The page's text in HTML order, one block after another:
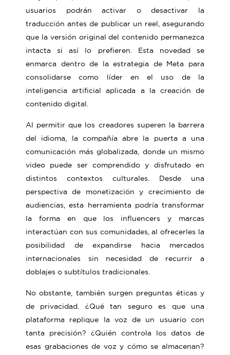
usuarios podrán activar o desactivar la
traducción antes de publicar un reel, asegurando
que la versión original del contenido permanezca
intacta si así lo prefieren. Esta novedad se
enmarca dentro de la estrategia de Meta para
consolidarse como líder en el uso de la
inteligencia artificial aplicada a la creación de
contenido digital.
Al permitir que los creadores superen la barrera
del idioma, la compañía abre la puerta a una
comunicación más globalizada, donde un mismo
video puede ser comprendido y disfrutado en
distintos contextos culturales. Desde una
perspectiva de monetización y crecimiento de
audiencias, esta herramienta podría transformar
la forma en que los influencers y marcas
interactúan con sus comunidades, al ofrecerles la
posibilidad de expandirse hacia mercados
internacionales sin necesidad de recurrir a
doblajes o subtítulos tradicionales.
No obstante, también surgen preguntas éticas y
de privacidad. ¿Qué tan seguro es que una
plataforma replique la voz de un usuario con
tanta precisión? ¿Quién controla los datos de
esas grabaciones de voz y cómo se almacenan?